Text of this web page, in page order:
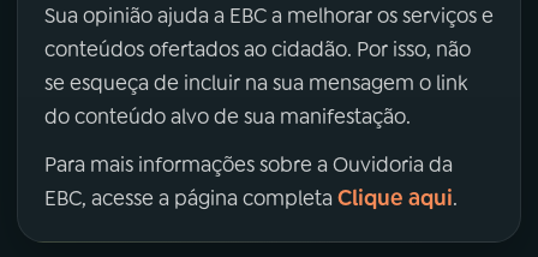
Sua opinião ajuda a EBC a melhorar os serviços e
conteúdos ofertados ao cidadão. Por isso, não
se esqueça de incluir na sua mensagem o link
do conteúdo alvo de sua manifestação.
Para mais informações sobre a Ouvidoria da
EBC, acesse a página completa Clique aqui.